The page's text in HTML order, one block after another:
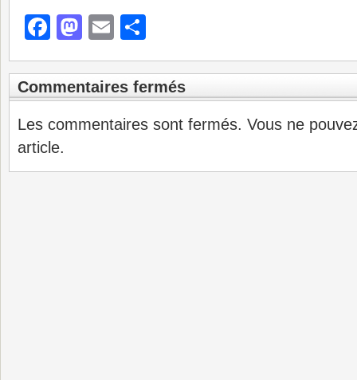
Facebook
Mastodon
Email
Commentaires fermés
Les commentaires sont fermés. Vous ne
article.